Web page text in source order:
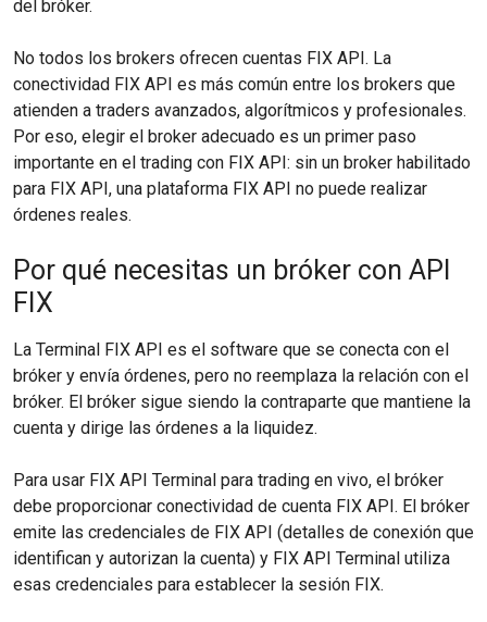
del bróker.
No todos los brokers ofrecen cuentas FIX API. La
conectividad FIX API es más común entre los brokers que
atienden a traders avanzados, algorítmicos y profesionales.
Por eso, elegir el broker adecuado es un primer paso
importante en el trading con FIX API: sin un broker habilitado
para FIX API, una plataforma FIX API no puede realizar
órdenes reales.
Por qué necesitas un bróker con API
FIX
La Terminal FIX API es el software que se conecta con el
bróker y envía órdenes, pero no reemplaza la relación con el
bróker. El bróker sigue siendo la contraparte que mantiene la
cuenta y dirige las órdenes a la liquidez.
Para usar FIX API Terminal para trading en vivo, el bróker
debe proporcionar conectividad de cuenta FIX API. El bróker
emite las credenciales de FIX API (detalles de conexión que
identifican y autorizan la cuenta) y FIX API Terminal utiliza
esas credenciales para establecer la sesión FIX.